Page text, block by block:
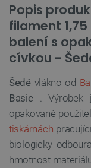
Popis
filament
balení s
cívkou -
Šedévlákno od
Basic . Výrobek
opakovaně
tiskárnách
biologicky
hmotnost